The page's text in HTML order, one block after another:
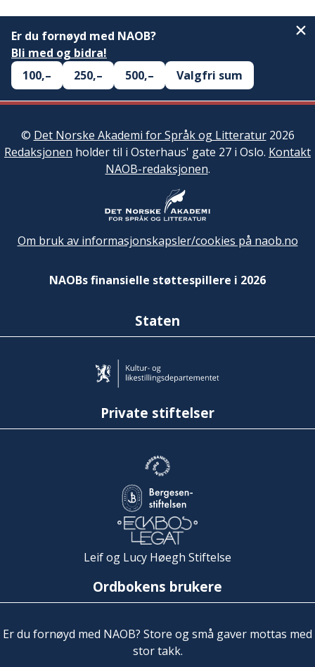
Er du fornøyd med NAOB?
Bli med og bidra!
100,–
250,– 500,– Valgfri sum
© Det Norske Akademi for Språk og Litteratur2026
Redaksjonen holder til i Osterhaus' gate 27 i Oslo. Kontakt
NAOB-redaksjonen.
Om bruk av informasjonskapsler/cookies på naob.no
NAOBs finansielle støttespillere i 2026
Staten
Private stiftelser
Leif og Lucy Høegh Stiftelse
Ordbokens brukere
Er du fornøyd med NAOB? Store og små gaver mottas med
stor takk.